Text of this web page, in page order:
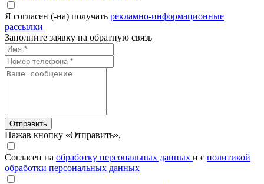
Я согласен (-на) получать рекламно-информационные
рассылки
Заполните заявку на обратную связь
Отправить
Нажав кнопку «Отправить»,
Согласен на обработку персональных данных и с политикой
обработки персональных данных